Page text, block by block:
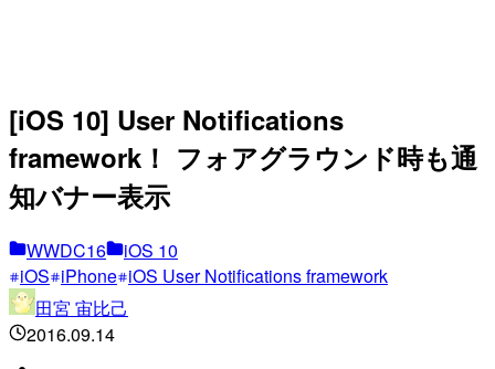
[iOS 10] User Notifications
framework！ フォアグラウンド時も通
知バナー表示
WWDC16
iOS 10
iOS iPhone iOS User Notifications framework
田宮 宙比己
2016.09.14